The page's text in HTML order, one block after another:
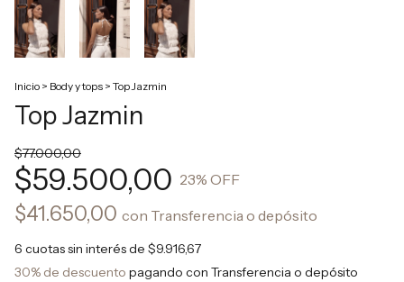
Inicio > Body y tops > Top Jazmin
Top Jazmin
$77.000,00
$59.500,00 23% OFF
$41.650,00 con Transferencia o depósito
6 cuotas sin interés de $9.916,67
30% de descuento pagando con Transferencia o depósito